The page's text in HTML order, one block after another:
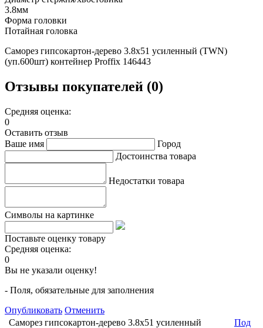
3.8мм
Форма головки
Потайная головка
Саморез гипсокартон-дерево 3.8х51 усиленный (TWN)
(уп.600шт) контейнер Proffix 146443
Отзывы покупателей (0)
Средняя оценка:
0
Оставить отзыв
Ваше имя
Город
Достоинства товара
Недостатки товара
Символы на картинке
Поставьте оценку товару
Средняя оценка:
0
Вы не указали оценку!
- Поля, обязательные для заполнения
Опубликовать Отменить
Саморез гипсокартон-дерево 3.8х51 усиленный
Под